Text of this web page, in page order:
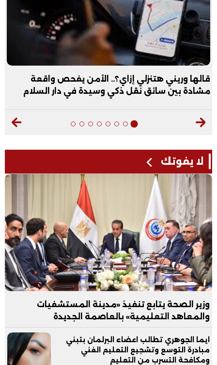
قالها وريني هتنزلي إزاي؟.. الأمن يفحص واقعة
مشادة بين سائق نقل ذكي وسيدة في دار السلام
لا يفوتك
وزير الصحة يتابع تنفيذ «مدينة المستشفيات
والمعاهد التعليمية» بالعاصمة الجديدة
ايما الجوهري تطالب اعضاء البرلمان بتبني
مبادرة التوسع وتشجيع التعليم الفني
ومكافحة التسرب من التعليم